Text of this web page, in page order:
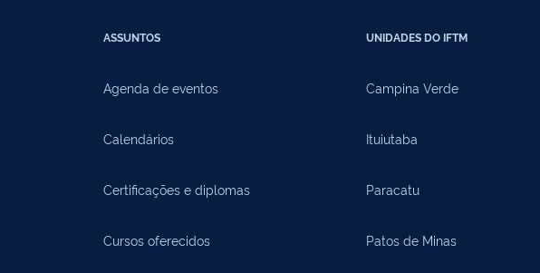
ASSUNTOS
Agenda de eventos
Calendários
Certificações e diplomas
Cursos oferecidos
UNIDADES DO IFTM
Campina Verde
Ituiutaba
Paracatu
Patos de Minas